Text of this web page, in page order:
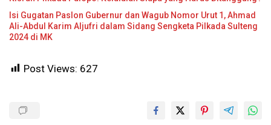
Isi Gugatan Paslon Gubernur dan Wagub Nomor Urut 1, Ahmad
Ali-Abdul Karim Aljufri dalam Sidang Sengketa Pilkada Sulteng
2024 di MK
Post Views: 627